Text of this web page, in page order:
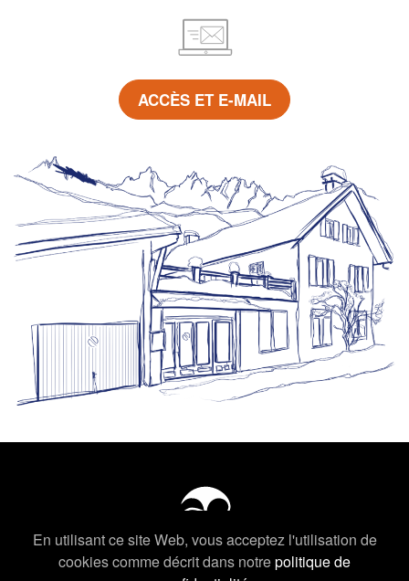
En utilisant ce site Web, vous acceptez l'utilisation de
cookies comme décrit dans notrepolitique de
ACCÈS ET E-MAIL